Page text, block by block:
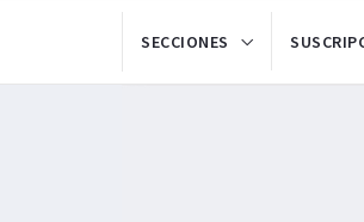
SECCIONES